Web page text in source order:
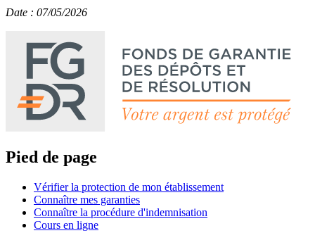
Date : 07/05/2026
Pied de page
Vérifier la protection de mon établissement
Connaître mes garanties
Connaître la procédure d'indemnisation
Cours en ligne